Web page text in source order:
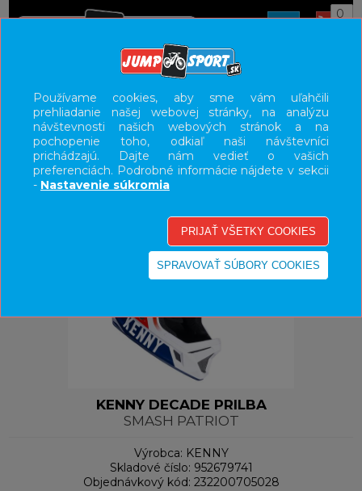
0
UŽÍVATEĽSKÝ PANEL
KATEGÓRIE
HLAVNÉ MENU
KENNY DECADE PRILBA
SMASH PATRIOT
Výrobca: KENNY
Skladové číslo: 952679741
Objednávkový kód: 232200705028
Používame cookies, aby sme vám uľahčili
prehliadanie našej webovej stránky, na analýzu
návštevnosti našich webových stránok a na
pochopenie toho, odkiaľ naši návštevníci
prichádzajú. Dajte nám vedieť o vašich
preferenciách. Podrobné informácie nájdete v sekcii
- Nastavenie súkromia